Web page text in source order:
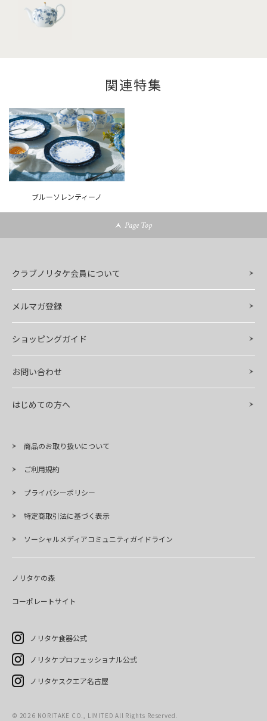
関連特集
ブルーソレンティーノ
Page Top
クラブノリタケ会員について
メルマガ登録
ショッピングガイド
お問い合わせ
はじめての方へ
商品のお取り扱いについて
ご利用規約
プライバシーポリシー
特定商取引法に基づく表示
ソーシャルメディアコミュニティガイドライン
ノリタケの森
コーポレートサイト
ノリタケ食器公式
ノリタケプロフェッショナル公式
ノリタケスクエア名古屋
© 2026 NORITAKE CO., LIMITED All Rights Reserved.